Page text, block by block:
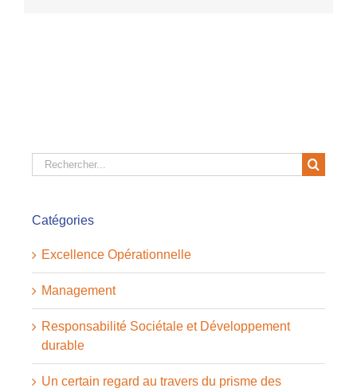
Rechercher:
Catégories
Excellence Opérationnelle
Management
Responsabilité Sociétale et Développement
durable
Un certain regard au travers du prisme des